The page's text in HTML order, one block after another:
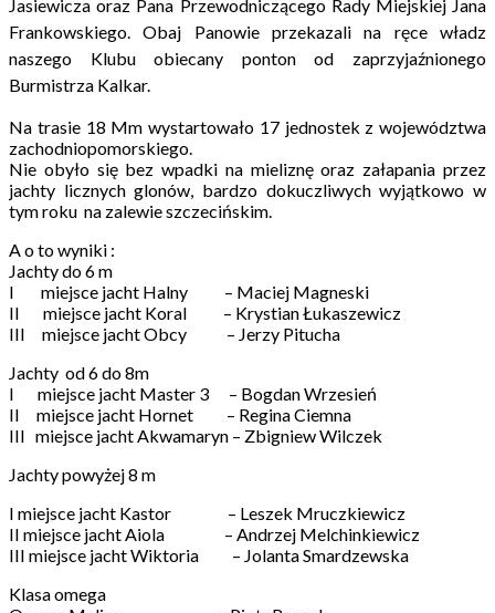
Jasiewicza oraz Pana Przewodniczącego Rady Miejskiej Jana
Frankowskiego. Obaj Panowie przekazali na ręce władz
naszego Klubu obiecany ponton od zaprzyjaźnionego
Burmistrza Kalkar.
Na trasie 18 Mm wystartowało 17 jednostek z województwa
zachodniopomorskiego.
Nie obyło się bez wpadki na mieliznę oraz załapania przez
jachty licznych glonów, bardzo dokuczliwych wyjątkowo w
tym roku na zalewie szczecińskim.
A o to wyniki :
Jachty do 6 m
I miejsce jacht Halny – Maciej Magneski
II miejsce jacht Koral – Krystian Łukaszewicz
III miejsce jacht Obcy – Jerzy Pitucha
Jachty od 6 do 8m
I miejsce jacht Master 3 – Bogdan Wrzesień
II miejsce jacht Hornet – Regina Ciemna
III miejsce jacht Akwamaryn – Zbigniew Wilczek
Jachty powyżej 8 m
I miejsce jacht Kastor – Leszek Mruczkiewicz
II miejsce jacht Aiola – Andrzej Melchinkiewicz
III miejsce jacht Wiktoria – Jolanta Smardzewska
Klasa omega